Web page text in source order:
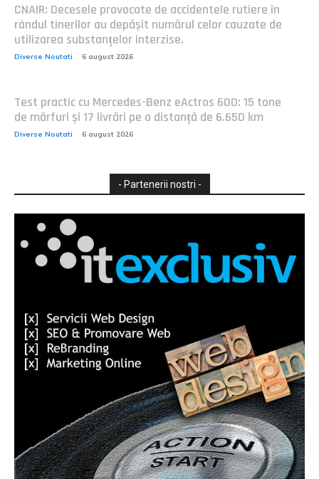
CNAIR: Decesele provocate de accidentele rutiere în
rândul tinerilor au depășit numărul celor cauzate de
utilizarea substanțelor interzise.
Diverse Noutati 6 august 2026
Test practic cu Mercedes-Benz eActros 600: 15 tone
de mărfuri și 17 livrări pe o distanță de 6.650 km
Diverse Noutati 6 august 2026
- Partenerii nostri -